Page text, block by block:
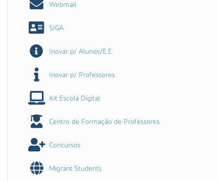
Webmail
SIGA
Inovar p/ Alunos/E.E.
Inovar p/ Professores
Kit Escola Digital
Centro de Formação de Professores
Concursos
Migrant Students